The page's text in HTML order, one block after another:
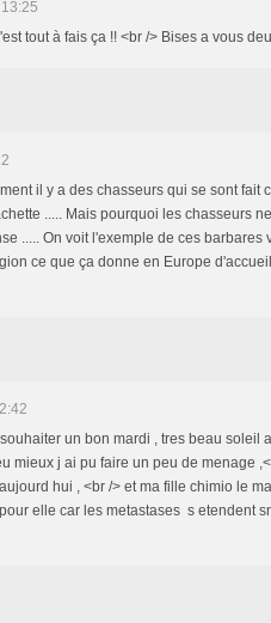
tout à fais ça !! <br /> Bises a vous
il y a des chasseurs qui se sont fait
..... Mais pourquoi les chasseurs
..... On voit l'exemple de ces barbares
ce que ça donne en Europe
un bon mardi , tres beau soleil
mieux j ai pu faire un peu de menage
hui , <br /> et ma fille chimio le
elle car les metastases s etendent